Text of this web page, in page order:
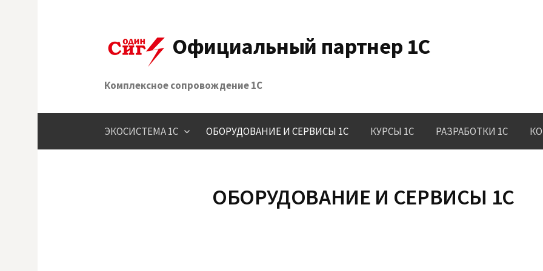
Официальный партнер 1С
Комплексное сопровождение 1С
ЭКОСИСТЕМА 1С ОБОРУДОВАНИЕ И СЕРВИСЫ 1C КУРСЫ 1С РАЗРАБОТКИ 1С
ОБОРУДОВАНИЕ И СЕРВИСЫ 1С